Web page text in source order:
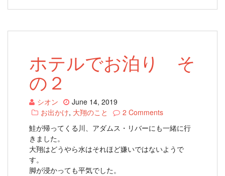
ホテルでお泊り そ
の２
シオン
June 14, 2019
お出かけ, 大翔のこと
2 Comments
鮭が帰ってくる川、アダムス・リバーにも一緒に行
きました。
大翔はどうやら水はそれほど嫌いではないようで
す。
脚が浸かっても平気でした。